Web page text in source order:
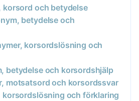
korsord och betydelse
betydelse och
korsordslösning och
betydelse och korsordshjälp
motsatsord och korsordssvar
korsordslösning och förklaring